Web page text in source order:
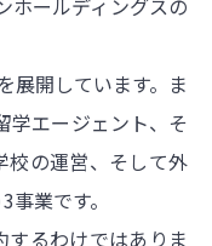
ホールディングスの
展開しています。ま
学エージェント、そ
校の運営、そして外
業です。
るわけではありま